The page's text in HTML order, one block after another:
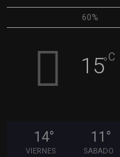
60%
15°C
14°
VIERNES
11 °
SABADO